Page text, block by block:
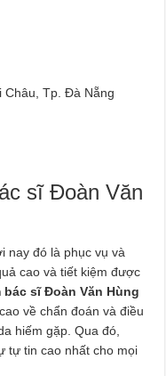
Châu, Tp. Đà Nẵng
sĩ Đoàn Văn
nay đó là phục vụ và
cao và tiết kiệm được
bác sĩ Đoàn Văn Hùng
về chẩn đoán và điều
hiếm gặp. Qua đó,
tự tin cao nhất cho mọi